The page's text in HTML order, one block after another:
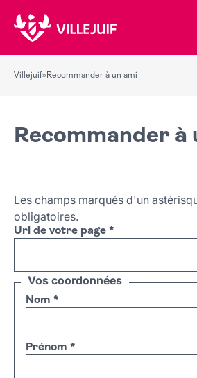
Villejuif»Recommander à un ami
Recommander à
Les champs marqués d'un
obligatoires.
Url de votre page *
Vos coordonnées
Nom *
Prénom *